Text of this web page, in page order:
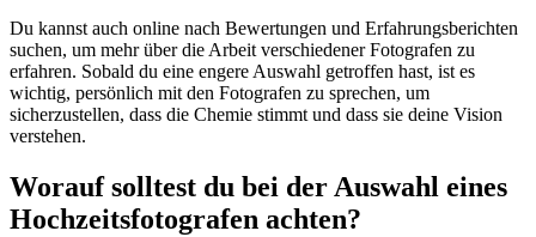
Du kannst auch online nach Bewertungen und Erfahrungsberichten
suchen, um mehr über die Arbeit verschiedener Fotografen zu
erfahren. Sobald du eine engere Auswahl getroffen hast, ist es
wichtig, persönlich mit den Fotografen zu sprechen, um
sicherzustellen, dass die Chemie stimmt und dass sie deine Vision
verstehen.
Worauf solltest du bei der Auswahl eines
Hochzeitsfotografen achten?